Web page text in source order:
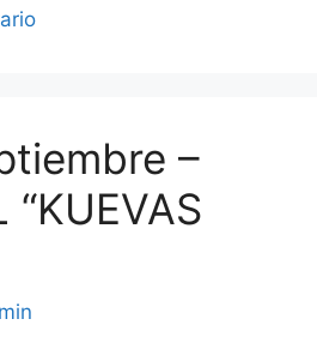
–
“KUEVAS